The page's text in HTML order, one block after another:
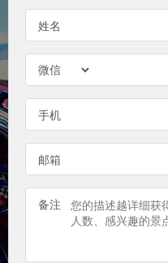
姓名
手机
邮箱
备注